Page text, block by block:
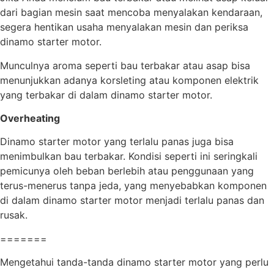
dari bagian mesin saat mencoba menyalakan kendaraan,
segera hentikan usaha menyalakan mesin dan periksa
dinamo starter motor.
Munculnya aroma seperti bau terbakar atau asap bisa
menunjukkan adanya korsleting atau komponen elektrik
yang terbakar di dalam dinamo starter motor.
Overheating
Dinamo starter motor yang terlalu panas juga bisa
menimbulkan bau terbakar. Kondisi seperti ini seringkali
pemicunya oleh beban berlebih atau penggunaan yang
terus-menerus tanpa jeda, yang menyebabkan komponen
di dalam dinamo starter motor menjadi terlalu panas dan
rusak.
=======
Mengetahui tanda-tanda dinamo starter motor yang perlu